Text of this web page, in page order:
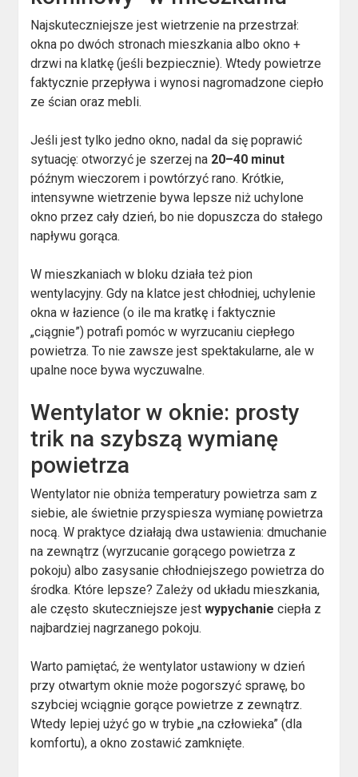
Najskuteczniejsze jest wietrzenie na przestrzał:
okna po dwóch stronach mieszkania albo okno +
drzwi na klatkę (jeśli bezpiecznie). Wtedy powietrze
faktycznie przepływa i wynosi nagromadzone ciepło
ze ścian oraz mebli.
Jeśli jest tylko jedno okno, nadal da się poprawić
sytuację: otworzyć je szerzej na 20–40 minut
późnym wieczorem i powtórzyć rano. Krótkie,
intensywne wietrzenie bywa lepsze niż uchylone
okno przez cały dzień, bo nie dopuszcza do stałego
napływu gorąca.
W mieszkaniach w bloku działa też pion
wentylacyjny. Gdy na klatce jest chłodniej, uchylenie
okna w łazience (o ile ma kratkę i faktycznie
„ciągnie”) potrafi pomóc w wyrzucaniu ciepłego
powietrza. To nie zawsze jest spektakularne, ale w
upalne noce bywa wyczuwalne.
Wentylator w oknie: prosty
trik na szybszą wymianę
powietrza
Wentylator nie obniża temperatury powietrza sam z
siebie, ale świetnie przyspiesza wymianę powietrza
nocą. W praktyce działają dwa ustawienia: dmuchanie
na zewnątrz (wyrzucanie gorącego powietrza z
pokoju) albo zasysanie chłodniejszego powietrza do
środka. Które lepsze? Zależy od układu mieszkania,
ale często skuteczniejsze jestwypychanie ciepła z
najbardziej nagrzanego pokoju.
Warto pamiętać, że wentylator ustawiony w dzień
przy otwartym oknie może pogorszyć sprawę, bo
szybciej wciągnie gorące powietrze z zewnątrz.
Wtedy lepiej użyć go w trybie „na człowieka” (dla
komfortu), a okno zostawić zamknięte.